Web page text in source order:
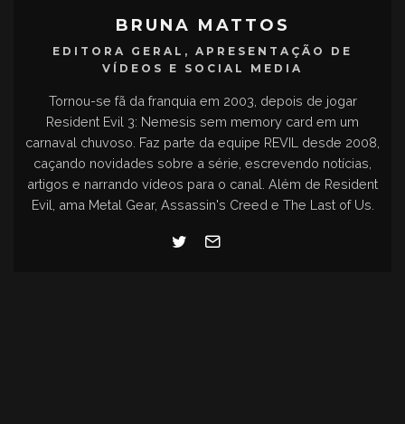
BRUNA MATTOS
EDITORA GERAL, APRESENTAÇÃO DE
VÍDEOS E SOCIAL MEDIA
Tornou-se fã da franquia em 2003, depois de jogar
Resident Evil 3: Nemesis sem memory card em um
carnaval chuvoso. Faz parte da equipe REVIL desde 2008,
caçando novidades sobre a série, escrevendo notícias,
artigos e narrando vídeos para o canal. Além de Resident
Evil, ama Metal Gear, Assassin's Creed e The Last of Us.